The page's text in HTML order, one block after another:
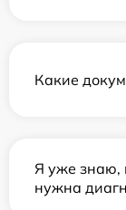
Какие
Я уже знаю,
нужна